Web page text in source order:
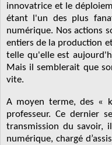
innovatrice et le
étant l'un des plus
numérique. Nos actions
entiers de la production
telle qu'elle est
Mais il semblerait que
vite.
A moyen terme, des «
professeur. Ce dernier
transmission du savoir,
numérique, chargé